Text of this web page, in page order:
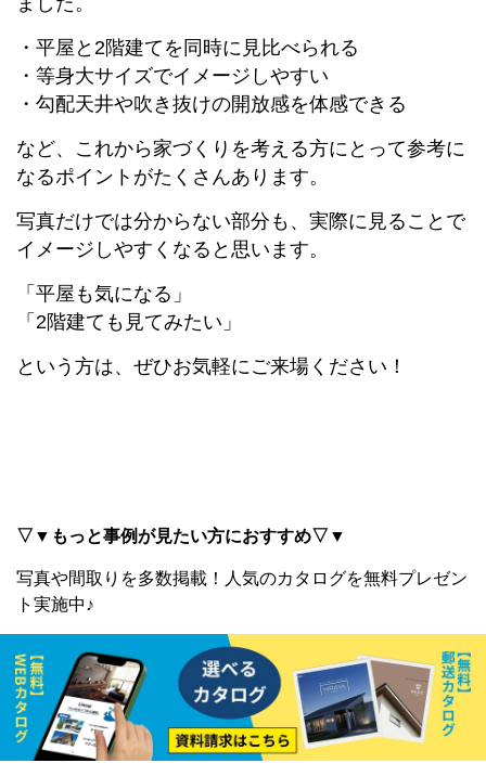
・平屋と2階建てを同時に見比べられる
・等身大サイズでイメージしやすい
・勾配天井や吹き抜けの開放感を体感できる
など、これから家づくりを考える方にとって参考に
なるポイントがたくさんあります。
写真だけでは分からない部分も、実際に見ることで
イメージしやすくなると思います。
「平屋も気になる」
「2階建ても見てみたい」
という方は、ぜひお気軽にご来場ください！
▽▼もっと事例が見たい方におすすめ▽▼
写真や間取りを多数掲載！ 人気のカタログを無料プレゼン
ト実施中♪